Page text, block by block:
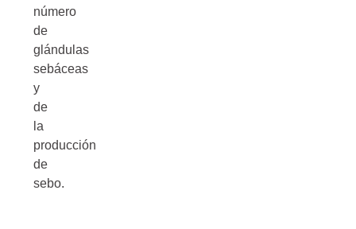
número
de
glándulas
sebáceas
y
de
la
producción
de
sebo.